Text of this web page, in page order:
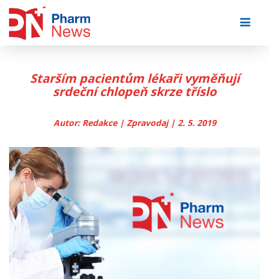
Starším pacientům lékaři vyměňují
srdeční chlopeň skrze tříslo
Autor: Redakce | Zpravodaj | 2. 5. 2019